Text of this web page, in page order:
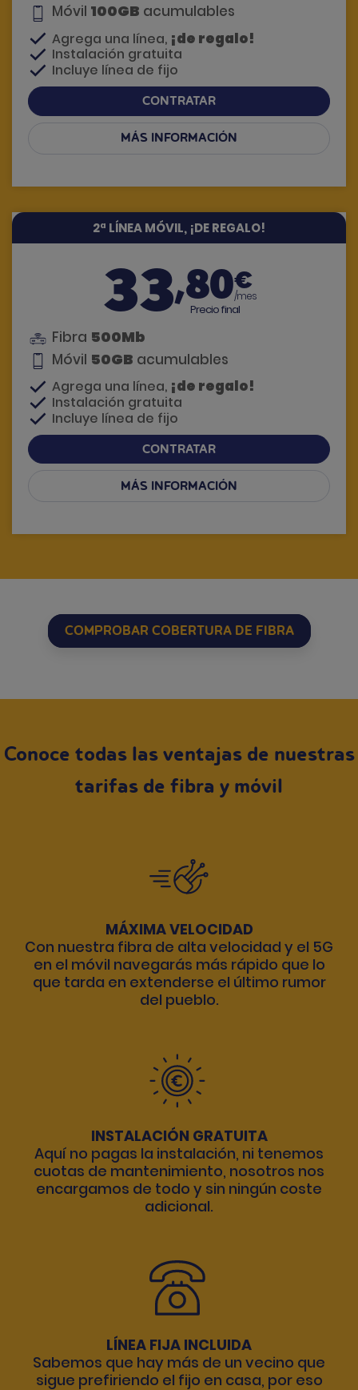
Móvil 100GB acumulables
Agrega una línea, ¡de regalo!
Instalación gratuita
Incluye línea de fijo
CONTRATAR
MÁS INFORMACIÓN
2ª LÍNEA MÓVIL, ¡DE REGALO!
33,80€
/mes
Precio final
Fibra 500Mb
Móvil 50GB acumulables
Agrega una línea, ¡de regalo!
Instalación gratuita
Incluye línea de fijo
CONTRATAR
MÁS INFORMACIÓN
COMPROBAR COBERTURA DE FIBRA
Conoce todas las ventajas de nuestras
tarifas de fibra y móvil
MÁXIMA VELOCIDAD
Con nuestra fibra de alta velocidad y el 5G
en el móvil navegarás más rápido que lo
que tarda en extenderse el último rumor
del pueblo.
INSTALACIÓN GRATUITA
Aquí no pagas la instalación, ni tenemos
cuotas de mantenimiento, nosotros nos
encargamos de todo y sin ningún coste
adicional.
LÍNEA FIJA INCLUIDA
Sabemos que hay más de un vecino que
sigue prefiriendo el fijo en casa, por eso